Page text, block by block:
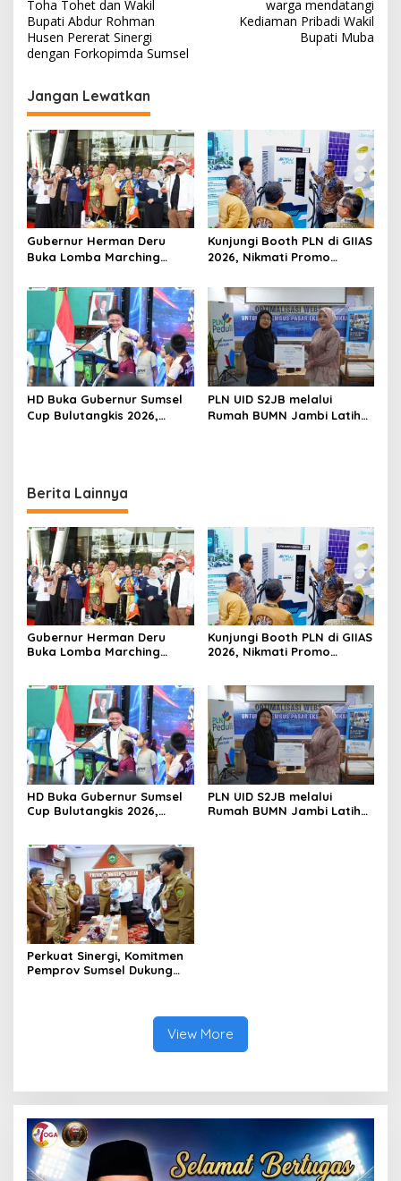
v
i
a
s
i
p
o
s
Toha Tohet dan Wakil
Bupati Abdur Rohman
Husen Pererat Sinergi
dengan Forkopimda Sumsel
warga mendatangi
Kediaman Pribadi Wakil
Bupati Muba
Jangan Lewatkan
Gubernur Herman Deru
Buka Lomba Marching
2026: Ajang Asah Mental
dan Kedisiplinan Generasi
Muda
Kunjungi Booth PLN di GIIAS
2026, Nikmati Promo
HD Buka Gubernur Sumsel
Cup Bulutangkis 2026,
PLN UID S2JB melalui
Rumah BUMN Jambi Latih
Berita Lainnya
Gubernur Herman Deru
Buka Lomba Marching
dan Kedisiplinan Generasi
Muda
Kunjungi Booth PLN di GIIAS
2026, Nikmati Promo
HD Buka Gubernur Sumsel
Cup Bulutangkis 2026,
PLN UID S2JB melalui
Rumah BUMN Jambi Latih
Perkuat Sinergi, Komitmen
Pemprov Sumsel Dukung
View More